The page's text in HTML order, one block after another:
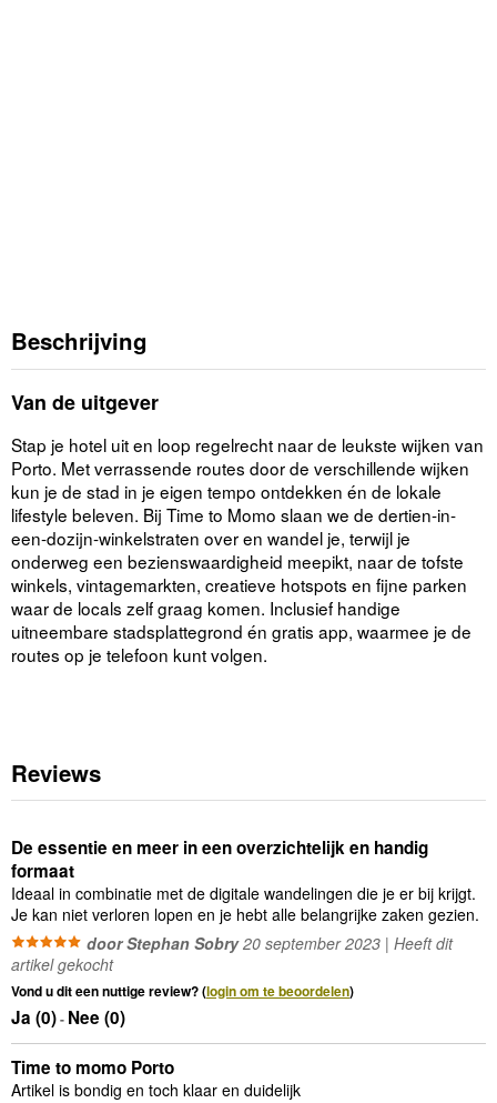
Beschrijving
Van de uitgever
Stap je hotel uit en loop regelrecht naar de leukste wijken van
Porto. Met verrassende routes door de verschillende wijken
kun je de stad in je eigen tempo ontdekken én de lokale
lifestyle beleven. Bij Time to Momo slaan we de dertien-in-
een-dozijn-winkelstraten over en wandel je, terwijl je
onderweg een bezienswaardigheid meepikt, naar de tofste
winkels, vintagemarkten, creatieve hotspots en fijne parken
waar de locals zelf graag komen. Inclusief handige
uitneembare stadsplattegrond én gratis app, waarmee je de
routes op je telefoon kunt volgen.
Reviews
De essentie en meer in een overzichtelijk en handig
formaat
Ideaal in combinatie met de digitale wandelingen die je er bij krijgt.
Je kan niet verloren lopen en je hebt alle belangrijke zaken gezien.
door Stephan Sobry20 september 2023 | Heeft dit
artikel gekocht
Vond u dit een nuttige review? (login om te beoordelen)
Ja (0)- Nee (0)
Time to momo Porto
Artikel is bondig en toch klaar en duidelijk